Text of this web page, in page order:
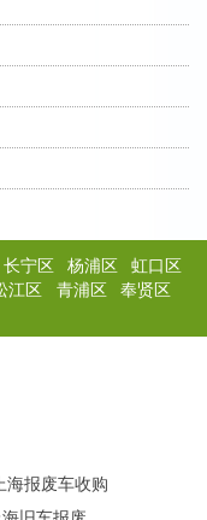
长宁区 杨浦区 虹口区
江区 青浦区 奉贤区
海报废车收购